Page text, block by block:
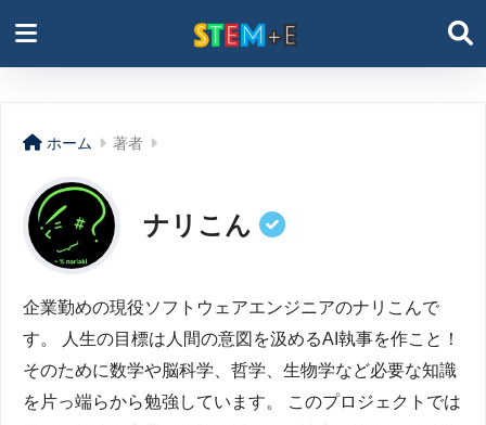
ホーム 著者
ナリこん
企業勤めの現役ソフトウェアエンジニアのナリこんで
す。 人生の目標は人間の意図を汲めるAI執事を作こと！
そのために数学や脳科学、哲学、生物学など必要な知識
を片っ端らから勉強しています。 このプロジェクトでは